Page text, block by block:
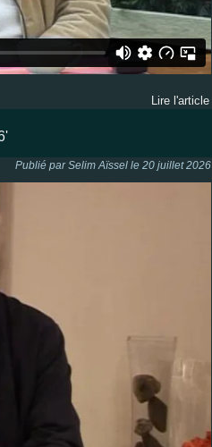
Lire l'article
Publié par Selim Aïssel le 20 juillet 2026